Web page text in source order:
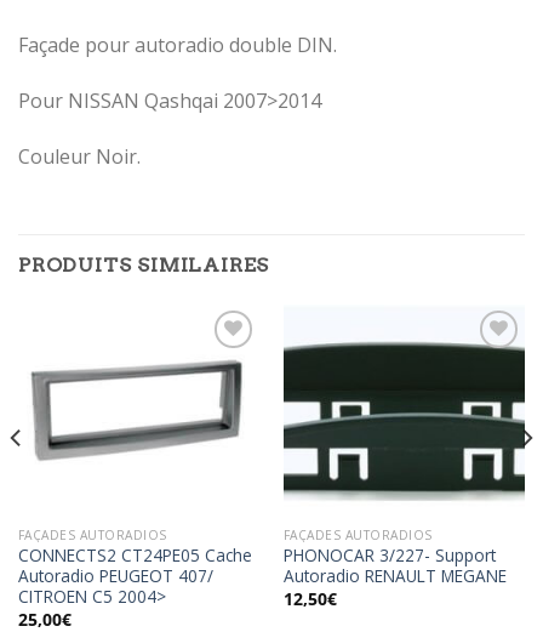
Façade pour autoradio double DIN.
Pour NISSAN Qashqai 2007>2014
Couleur Noir.
PRODUITS SIMILAIRES
Ajouter
à la
wishlist
FAÇADES AUTORADIOS
CONNECTS2 CT24PE05 Cache
Autoradio PEUGEOT 407/
CITROEN C5 2004>
25,00€
Ajouter
à la
FAÇADES AUTORADIOS
PHONOCAR 3/227- Support
Autoradio RENAULT MEGANE
12,50€